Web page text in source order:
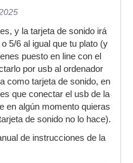
y la tarjeta de sonido irá
5/6 al igual que tu plato (y
puesto en line con el
por usb al ordenador
como tarjeta de sonido, en
que conectar el usb de la
en algún momento quieras
de sonido no lo hace).
de instrucciones de la